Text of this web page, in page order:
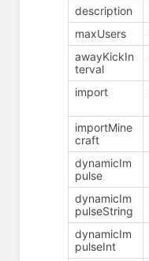
description
maxUsers
awayKickIn
terval
import
importMine
craft
dynamicIm
pulse
dynamicIm
pulseString
dynamicIm
pulseInt